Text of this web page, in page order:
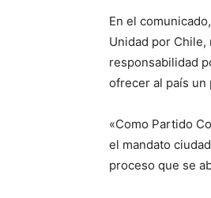
En el
Unidad por Chile,
responsabilidad
ofrecer al país un
«Como Partido
el mandato
proceso que se